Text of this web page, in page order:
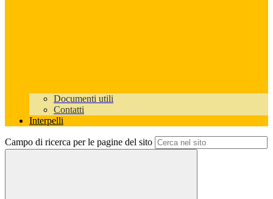
Documenti utili
Contatti
Interpelli
Campo di ricerca per le pagine del sito